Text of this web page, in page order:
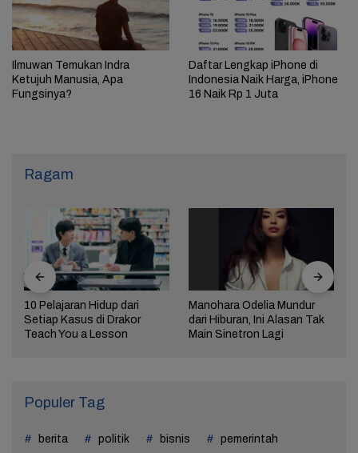
Ilmuwan Temukan Indra
Ketujuh Manusia, Apa
Fungsinya?
Daftar Lengkap iPhone di
Indonesia Naik Harga, iPhone
16 Naik Rp 1 Juta
Ragam
10 Pelajaran Hidup dari
Setiap Kasus di Drakor
Teach You a Lesson
Manohara Odelia Mundur
dari Hiburan, Ini Alasan Tak
Main Sinetron Lagi
Populer Tag
berita politik bisnis pemerintah